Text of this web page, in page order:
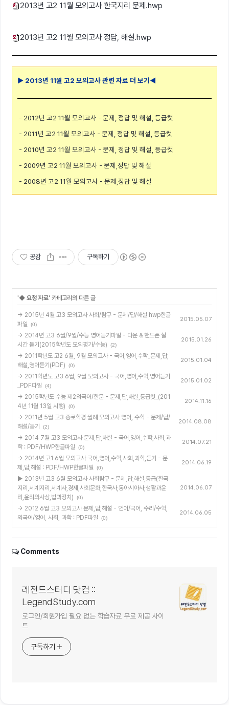
2013년 고2 11월 모의고사 한국지리 문제.hwp
2013년 고2 11월 모의고사 정답, 해설.hwp
▶ 2013년 11월 고2 모의고사 관련 자료 더 보기◀
- 2012년 고2 11월 모의고사 - 문제, 정답 및 해설, 등급컷
- 2011년 고2 11월 모의고사 - 문제, 정답 및 해설, 등급컷
- 2010년 고2 11월 모의고사 - 문제, 정답 및 해설, 등급컷
- 2009년 고2 11월 모의고사 - 문제,정답 및 해설
- 2008년 고2 11월 모의고사 - 문제,정답 및 해설
공감 구독하기
'◆ 요청 자료' 카테고리의 다른 글
→ 2015년 4월 고3 모의고사 사회/탐구 - 문제/답/해설 hwp한글
파일
(0)
2015.05.07
→ 2014년 고3 6월/9월/수능 영어듣기파일 - 다운 & 핸드폰 실
시간 듣기(2015학년도 모의평가/수능)
(2)
2015.01.26
→ 2011학년도 고2 6월, 9월 모의고사 - 국어,영어,수학_문제,답,
해설,영어듣기(PDF)
(0)
2015.01.04
→ 2011학년도 고3 6월, 9월 모의고사 - 국어,영어,수학,영어듣기
_PDF파일
(4)
2015.01.02
→ 2015학년도 수능 제2외국어/한문 - 문제,답,해설,등급컷_(201
4년 11월 13일 시행)
(0)
2014.11.16
→ 2011년 5월 고3 종로학평 월례 모의고사 영어, 수학 - 문제/답/
해설/듣기
(2)
2014.08.08
→ 2014 7월 고3 모의고사 문제,답,해설 - 국어,영어,수학,사회,과
학 : PDF/HWP한글파일
(0)
2014.07.21
→ 2014년 고1 6월 모의고사 국어,영어,수학,사회,과학,듣기 - 문
제,답,해설 : PDF/HWP한글파일
(0)
2014.06.19
▶ 2013년 고3 6월 모의고사 사회탐구 - 문제,답,해설,등급(한국
지리,세계지리,세계사,경제,사회문화,한국사,동아시아사,생활과윤
리,윤리와사상,법과정치)
(0)
2014.06.07
→ 2012 6월 고3 모의고사 문제,답,해설 - 언어/국어, 수리/수학,
외국어/영어, 사회, 과학 : PDF파일
(0)
2014.06.05
Comments
레전드스터디 닷컴 ::
LegendStudy.com
로그인/회원가입 필요 없는 학습자료 무료 제공 사이
트
구독하기